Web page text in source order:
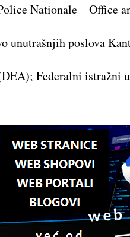
Nationale – Office
unutrašnjih poslova
Federalni istražni